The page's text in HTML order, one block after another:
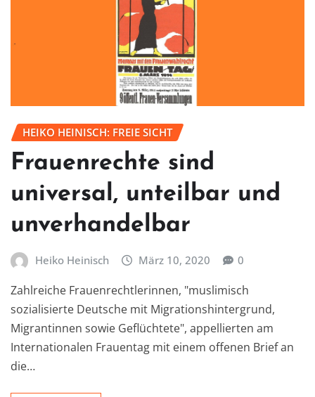
HEIKO HEINISCH: FREIE SICHT
Frauenrechte sind
universal, unteilbar und
unverhandelbar
Heiko Heinisch März 10, 2020 0
Zahlreiche Frauenrechtlerinnen, "muslimisch
sozialisierte Deutsche mit Migrationshintergrund,
Migrantinnen sowie Geflüchtete", appellierten am
Internationalen Frauentag mit einem offenen Brief an
die…